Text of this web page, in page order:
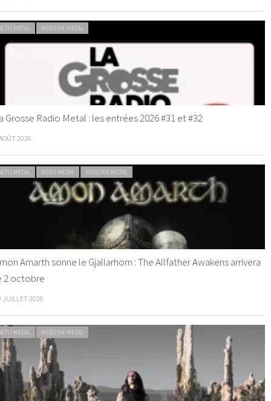
METAL WEBZINE METAL
Grosse Radio Metal : les entrées 2026 #31 et #32
2026
METAL VIDEO METAL WEBZINE METAL
Amarth sonne le Gjallarhorn : The Allfather Awakens arrivera
2 octobre
JUILLET 2026
METAL WEBZINE METAL